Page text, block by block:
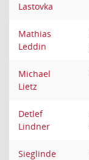
Lastovka
Mathias
Leddin
Michael
Lietz
Detlef
Lindner
Sieglinde